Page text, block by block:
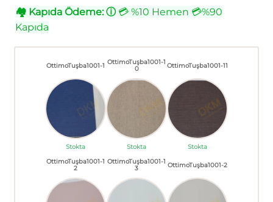
🏘 Kapıda Ödeme: ⓘ💳 %10 Hemen 💳%90
Kapıda
OttimoTuşba1001-1
Stokta
OttimoTuşba1001-1
0
Stokta
OttimoTuşba1001-11
Stokta
OttimoTuşba1001-1
2
OttimoTuşba1001-1
3
OttimoTuşba1001-2